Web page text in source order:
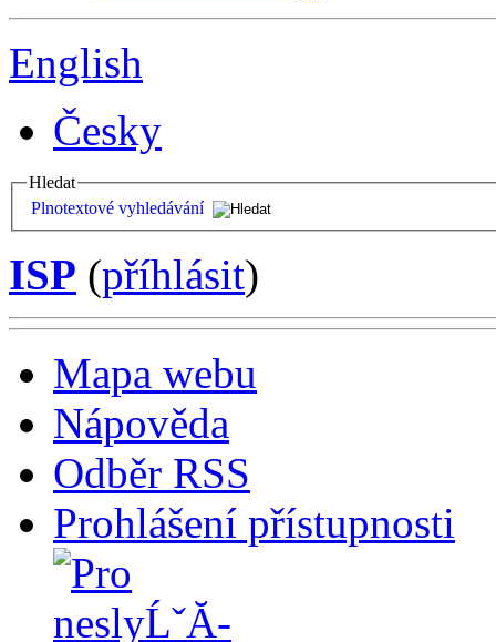
English
Česky
Hledat
Plnotextové vyhledávání
ISP (příhlásit)
Mapa webu
Nápověda
Odběr RSS
Prohlášení přístupnosti